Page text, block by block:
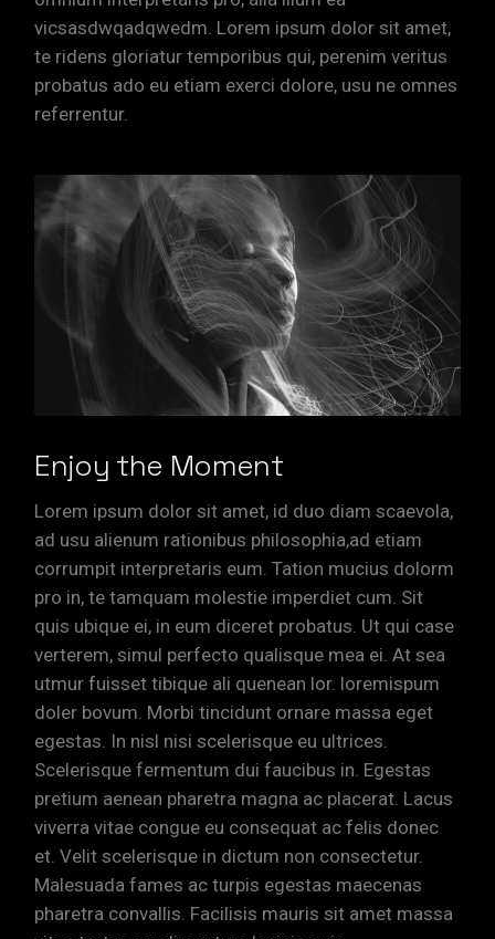
vicsasdwqadqwedm. Lorem ipsum dolor sit amet,
te ridens gloriatur temporibus qui, perenim veritus
probatus ado eu etiam exerci dolore, usu ne omnes
referrentur.
Enjoy the Moment
Lorem ipsum dolor sit amet, id duo diam scaevola,
ad usu alienum rationibus philosophia,ad etiam
corrumpit interpretaris eum. Tation mucius dolorm
pro in, te tamquam molestie imperdiet cum. Sit
quis ubique ei, in eum diceret probatus. Ut qui case
verterem, simul perfecto qualisque mea ei. At sea
utmur fuisset tibique ali quenean lor. loremispum
doler bovum. Morbi tincidunt ornare massa eget
egestas. In nisl nisi scelerisque eu ultrices.
Scelerisque fermentum dui faucibus in. Egestas
pretium aenean pharetra magna ac placerat. Lacus
viverra vitae congue eu consequat ac felis donec
et. Velit scelerisque in dictum non consectetur.
Malesuada fames ac turpis egestas maecenas
pharetra convallis. Facilisis mauris sit amet massa